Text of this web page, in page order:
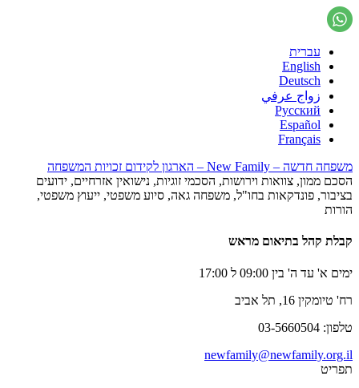
עברית
English
Deutsch
زواج عرفي
Русский
Español
Français
משפחה חדשה – New Family – הארגון לקידום זכויות המשפחה
הסכם ממון, צוואות וירושות, הסכמי זוגיות, נישואין אזרחיים, ידועים
בציבור, פונדקאות בחו"ל, משפחה גאה, סיוע משפטי, ייעוץ משפטי,
הורות
קבלת קהל בתיאום מראש
ימים א' עד ה' בין 09:00 ל 17:00
רח' טיומקין 16, תל אביב
טלפון: 03-5660504
newfamily@newfamily.org.il
תפריט